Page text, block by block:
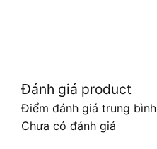
Đánh giá product
Điểm đánh giá trung bình
Chưa có đánh giá